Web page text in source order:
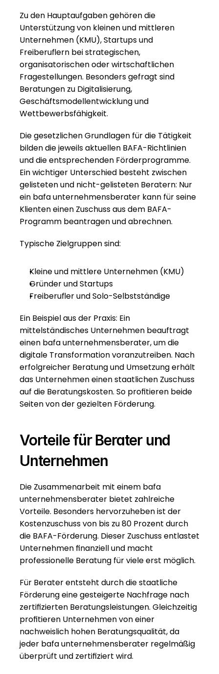
Zu den Hauptaufgaben gehören die
Unterstützung von kleinen und mittleren
Unternehmen (KMU), Startups und
Freiberuflern bei strategischen,
organisatorischen oder wirtschaftlichen
Fragestellungen. Besonders gefragt sind
Beratungen zu Digitalisierung,
Geschäftsmodellentwicklung und
Wettbewerbsfähigkeit.
Die gesetzlichen Grundlagen für die Tätigkeit
bilden die jeweils aktuellen BAFA-Richtlinien
und die entsprechenden Förderprogramme.
Ein wichtiger Unterschied besteht zwischen
gelisteten und nicht-gelisteten Beratern: Nur
ein bafa unternehmensberater kann für seine
Klienten einen Zuschuss aus dem BAFA-
Programm beantragen und abrechnen.
Typische Zielgruppen sind:
Kleine und mittlere Unternehmen (KMU)
Gründer und Startups
Freiberufler und Solo-Selbstständige
Ein Beispiel aus der Praxis: Ein
mittelständisches Unternehmen beauftragt
einen bafa unternehmensberater, um die
digitale Transformation voranzutreiben. Nach
erfolgreicher Beratung und Umsetzung erhält
das Unternehmen einen staatlichen Zuschuss
auf die Beratungskosten. So profitieren beide
Seiten von der gezielten Förderung.
Vorteile für Berater und
Unternehmen
Die Zusammenarbeit mit einem bafa
unternehmensberater bietet zahlreiche
Vorteile. Besonders hervorzuheben ist der
Kostenzuschuss von bis zu 80 Prozent durch
die BAFA-Förderung. Dieser Zuschuss entlastet
Unternehmen finanziell und macht
professionelle Beratung für viele erst möglich.
Für Berater entsteht durch die staatliche
Förderung eine gesteigerte Nachfrage nach
zertifizierten Beratungsleistungen. Gleichzeitig
profitieren Unternehmen von einer
nachweislich hohen Beratungsqualität, da
jeder bafa unternehmensberater regelmäßig
überprüft und zertifiziert wird.